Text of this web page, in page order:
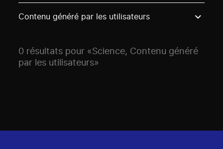
Contenu généré par les utilisateurs
0 résultats pour «Science, Contenu généré
par les utilisateurs»